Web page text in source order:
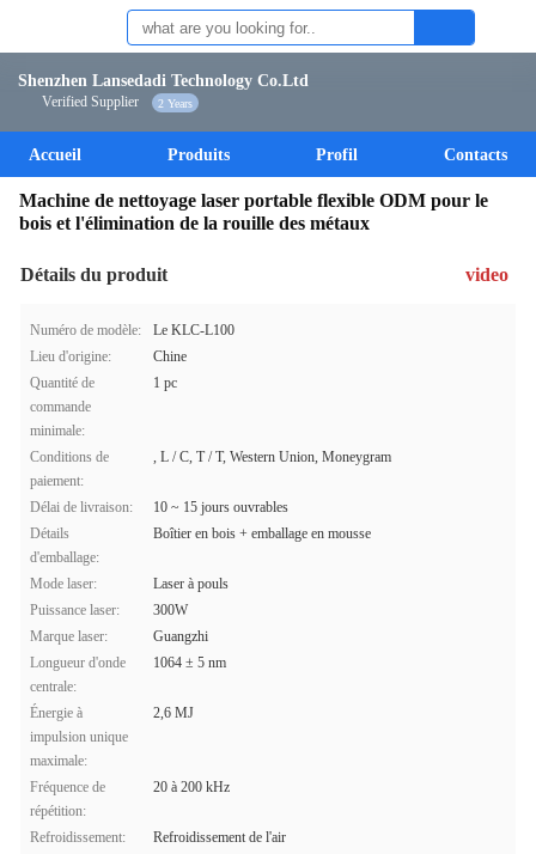
Shenzhen Lansedadi Technology Co.Ltd
Verified Supplier 2 Years
Accueil Produits Profil Contacts
Machine de nettoyage laser portable flexible ODM pour le
bois et l'élimination de la rouille des métaux
Détails du produit video
Numéro de modèle:
Le KLC-L100
Lieu d'origine:
Chine
Quantité de
commande
minimale:
1 pc
Conditions de
paiement:
, L / C, T / T, Western Union, Moneygram
Délai de livraison:
10 ~ 15 jours ouvrables
Détails
d'emballage:
Boîtier en bois + emballage en mousse
Mode laser:
Laser à pouls
Puissance laser:
300W
Marque laser:
Guangzhi
Longueur d'onde
centrale:
1064 ± 5 nm
Énergie à
impulsion unique
maximale:
2,6 MJ
Fréquence de
répétition:
20 à 200 kHz
Refroidissement:
Refroidissement de l'air